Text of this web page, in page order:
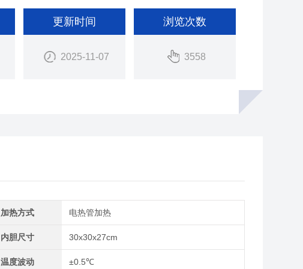
更新时间
2025-11-07
浏览次数
3558
加热方式 电热管加热
内胆尺寸 30x30x27cm
温度波动 ±0.5℃